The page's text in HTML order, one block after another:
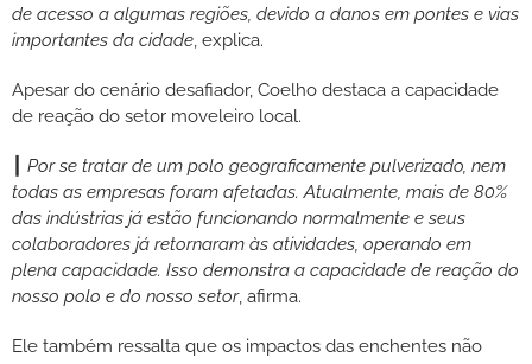
de acesso a algumas regiões, devido a danos em pontes e vias
importantes da cidade, explica.
Apesar do cenário desafiador, Coelho destaca a capacidade
de reação do setor moveleiro local.
Por se tratar de um polo geograficamente pulverizado, nem
todas as empresas foram afetadas. Atualmente, mais de 80%
das indústrias já estão funcionando normalmente e seus
colaboradores já retornaram às atividades, operando em
plena capacidade. Isso demonstra a capacidade de reação do
nosso polo e do nosso setor, afirma.
Ele também ressalta que os impactos das enchentes não